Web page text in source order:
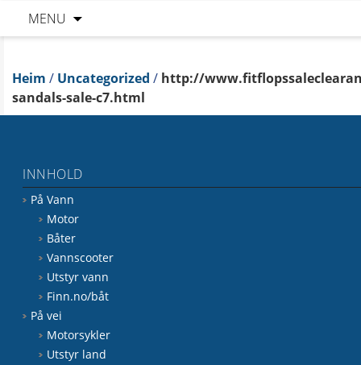
MENU
Heim / Uncategorized / http://
sandals-sale-c7.html
INNHOLD
På Vann
Motor
Båter
Vannscooter
Utstyr vann
Finn.no/båt
På vei
Motorsykler
Utstyr land